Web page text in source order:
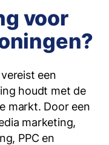
voor
een
houdt met de
markt. Door een
marketing,
PPC en